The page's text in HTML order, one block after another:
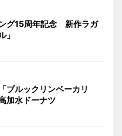
グ15周年記念 新作ラガ
」
ブルックリンベーカリ
加水ドーナツ